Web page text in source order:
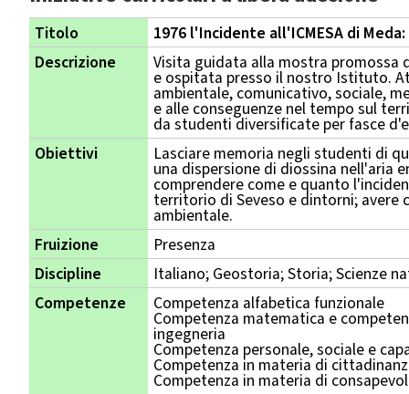
Titolo
1976 l'Incidente all'ICMESA di
Descrizione
Visita guidata alla mostra promossa
e ospitata presso il nostro Istituto.
ambientale, comunicativo, sociale,
e alle conseguenze nel tempo sul
da studenti diversificate per fasce
Obiettivi
Lasciare memoria negli studenti di
una dispersione di diossina nell'aria
comprendere come e quanto
territorio di Seveso e dintorni; avere
ambientale.
Fruizione
Presenza
Discipline
Italiano; Geostoria; Storia; Scienze
Competenze
Competenza alfabetica funzionale
Competenza matematica e
ingegneria
Competenza personale, sociale e
Competenza in materia di
Competenza in materia di